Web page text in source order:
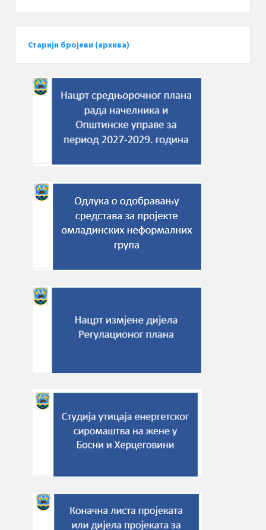
Старији бројеви (архива)